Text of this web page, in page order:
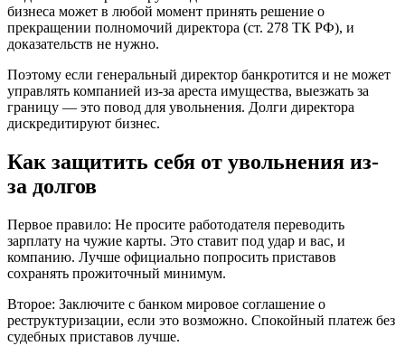
бизнеса может в любой момент принять решение о
прекращении полномочий директора (ст. 278 ТК РФ), и
доказательств не нужно.
Поэтому если генеральный директор банкротится и не может
управлять компанией из-за ареста имущества, выезжать за
границу — это повод для увольнения. Долги директора
дискредитируют бизнес.
Как защитить себя от увольнения из-
за долгов
Первое правило: Не просите работодателя переводить
зарплату на чужие карты. Это ставит под удар и вас, и
компанию. Лучше официально попросить приставов
сохранять прожиточный минимум.
Второе: Заключите с банком мировое соглашение о
реструктуризации, если это возможно. Спокойный платеж без
судебных приставов лучше.